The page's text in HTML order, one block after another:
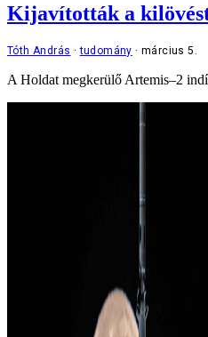
Kijavították a
Tóth András tudomány március 5.
A Holdat megkerülő Artemis–2